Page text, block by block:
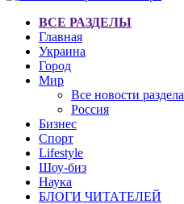
ВСЕ РАЗДЕЛЫ
Главная
Украина
Город
Мир
Все новости раздела
Россия
Бизнес
Спорт
Lifestyle
Шоу-биз
Наука
БЛОГИ ЧИТАТЕЛЕЙ